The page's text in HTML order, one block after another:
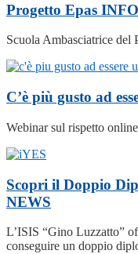
Progetto Epas INFO
Scuola Ambasciatrice del
C’è più gusto ad
Webinar sul rispetto
Scopri il Doppio
NEWS
L’ISIS “Gino Luzzatto”
conseguire un doppio